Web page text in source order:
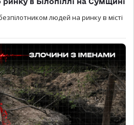
людей на ринку в місті